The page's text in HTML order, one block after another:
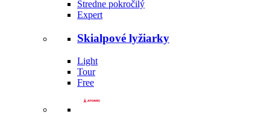
Stredne pokročilý
Expert
Skialpové lyžiarky
Light
Tour
Free